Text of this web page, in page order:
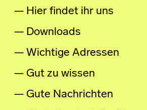
Hier findet ihr uns
Downloads
Wichtige Adressen
Gut zu wissen
Gute Nachrichten